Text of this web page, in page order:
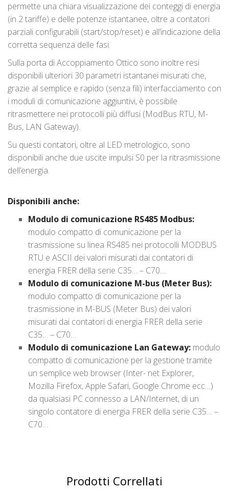
permette una chiara visualizzazione dei conteggi di energia
(in 2 tariffe) e delle potenze istantanee, oltre a contatori
parziali configurabili (start/stop/reset) e all’indicazione della
corretta sequenza delle fasi.
Sulla porta di Accoppiamento Ottico sono inoltre resi
disponibili ulteriori 30 parametri istantanei misurati che,
grazie al semplice e rapido (senza fili) interfacciamento con
i moduli di comunicazione aggiuntivi, è possibile
ritrasmettere nei protocolli più diffusi (ModBus RTU, M-
Bus, LAN Gateway).
Su questi contatori, oltre al LED metrologico, sono
disponibili anche due uscite impulsi S0 per la ritrasmissione
dell’energia.
Disponibili anche:
Modulo di comunicazione RS485 Modbus:
modulo compatto di comunicazione per la
trasmissione su linea RS485 nei protocolli MODBUS
RTU e ASCII dei valori misurati dai contatori di
energia FRER della serie C35… – C70…
Modulo di comunicazione M-bus (Meter Bus):
modulo compatto di comunicazione per la
trasmissione in M-BUS (Meter Bus) dei valori
misurati dai contatori di energia FRER della serie
C35… – C70…
Modulo di comunicazione Lan Gateway: modulo
compatto di comunicazione per la gestione tramite
un semplice web browser (Inter- net Explorer,
Mozilla Firefox, Apple Safari, Google Chrome ecc…)
da qualsiasi PC connesso a LAN/Internet, di un
singolo contatore di energia FRER della serie C35… –
C70…
Prodotti Correllati